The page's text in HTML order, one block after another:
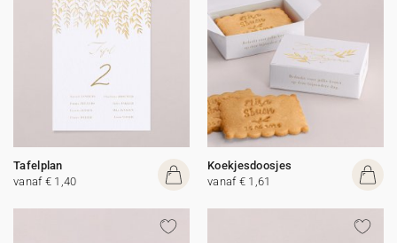
Tafelplan
vanaf € 1,40
Koekjesdoosjes
vanaf € 1,61